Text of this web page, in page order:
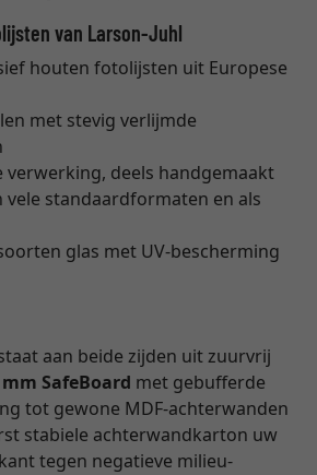
van Larson-Juhl
houten fotolijsten uit Europese
met stevig verlijmde
verwerking, deels handgemaakt
standaardformaten en als
glas met UV-bescherming
aan beide zijden uit zuurvrij
SafeBoard met gebufferde
tot gewone MDF-achterwanden
stabiele achterwandkarton uw
tegen negatieve milieu-